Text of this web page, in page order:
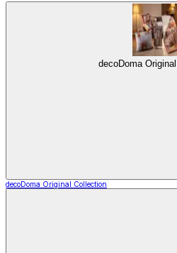
decoDoma
decoDoma Original Collection